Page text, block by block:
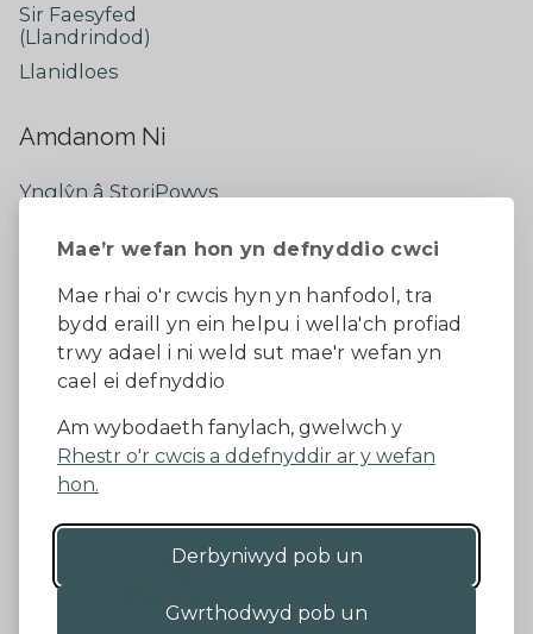
Mae’r wefan hon yn defnyddio cwci
Mae rhai o'r cwcis hyn yn hanfodol, tra
bydd eraill yn ein helpu i wella'ch profiad
trwy adael i ni weld sut mae'r wefan yn
cael ei defnyddio
Am wybodaeth fanylach, gwelwch y
Rhestr o'r cwcis a ddefnyddir ar y wefan
hon.
Derbyniwyd pob un
Gwrthodwyd pob un
Sir Faesyfed
(Llandrindod)
Llanidloes
Amdanom Ni
Ynglŷn â StoriPowys
Newyddion Diweddaraf
Dywedwch eich barn
Facebook
Datganiad Hygyrchedd
Diogelu Data a Phreifatrwydd
Telerau ac amodau
©2026 - Cyngor Sir Powys